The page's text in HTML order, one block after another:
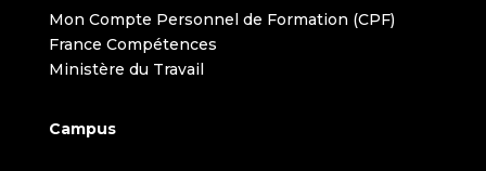
Mon Compte Personnel de Formation (CPF)
France Compétences
Ministère du Travail
Campus